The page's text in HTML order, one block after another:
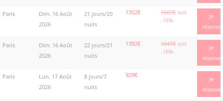
Paris
Dim. 16 Août
2026
21 jours/20
nuits
1352€ 1607€ soit
-16%
Je
réserve
Paris
Dim. 16 Août
2026
22 jours/21
nuits
1392€ 1647€ soit
-16%
Je
réserve
Paris
Lun. 17 Août
2026
8 jours/7
nuits
929€
Je
réserve